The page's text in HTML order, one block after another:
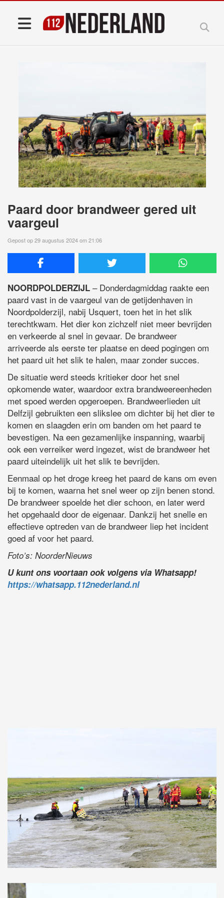
Paard door brandweer gered uit
vaargeul
Gepost op 29 augustus 2024 om 21:06
NOORDPOLDERZIJL – Donderdagmiddag raakte een
paard vast in de vaargeul van de getijdenhaven in
Noordpolderzijl, nabij Usquert, toen het in het slik
terechtkwam. Het dier kon zichzelf niet meer bevrijden
en verkeerde al snel in gevaar. De brandweer
arriveerde als eerste ter plaatse en deed pogingen om
het paard uit het slik te halen, maar zonder succes.
De situatie werd steeds kritieker door het snel
opkomende water, waardoor extra brandweereenheden
met spoed werden opgeroepen. Brandweerlieden uit
Delfzijl gebruikten een slikslee om dichter bij het dier te
komen en slaagden erin om banden om het paard te
bevestigen. Na een gezamenlijke inspanning, waarbij
ook een verreiker werd ingezet, wist de brandweer het
paard uiteindelijk uit het slik te bevrijden.
Eenmaal op het droge kreeg het paard de kans om even
bij te komen, waarna het snel weer op zijn benen stond.
De brandweer spoelde het dier schoon, en later werd
het opgehaald door de eigenaar. Dankzij het snelle en
effectieve optreden van de brandweer liep het incident
goed af voor het paard.
Foto’s: NoorderNieuws
U kunt ons voortaan ook volgens via Whatsapp!
https://whatsapp.112nederland.nl